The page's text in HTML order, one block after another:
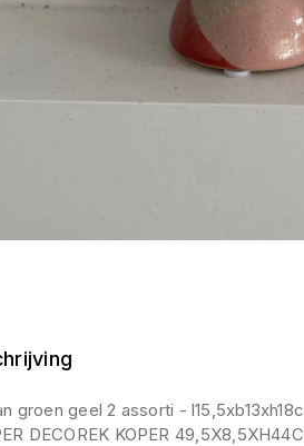
groen geel 2 assorti -
DECOREK KOPER